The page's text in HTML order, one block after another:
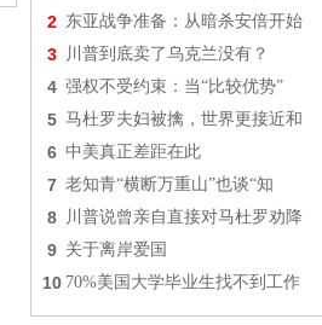
2 东亚战争准备：从暗杀安倍开始
3 川普到底卖了乌克兰没有？
4 强权不受约束：当“比较优势”
5 马杜罗夫妇被擒，世界更接近和
6 中美真正差距在此
7 老知青“横断万重山”也谈“知
8 川普说曾亲自直接对马杜罗劝降
9 关于离岸爱国
10 70%美国大学毕业生找不到工作